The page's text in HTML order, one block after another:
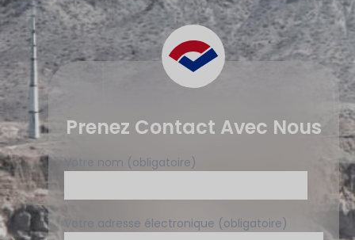
Prenez Contact Avec Nous
Votre nom (obligatoire)
Votre adresse électronique (obligatoire)